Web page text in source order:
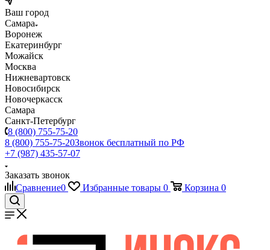
Ваш город
Самара
Воронеж
Екатеринбург
Можайск
Москва
Нижневартовск
Новосибирск
Новочеркасск
Самара
Санкт-Петербург
8 (800) 755-75-20
8 (800) 755-75-20Звонок бесплатный по РФ
+7 (987) 435-57-07
Заказать звонок
Сравнение0 Избранные товары 0 Корзина 0